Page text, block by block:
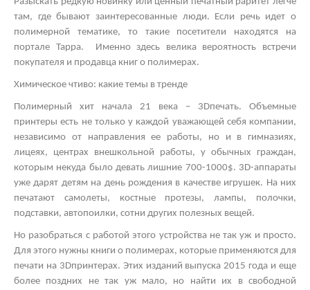
там, где бывают заинтересованные люди. Если речь идет о
полимерной тематике, то такие посетители находятся на
портале Тарра. Именно здесь велика вероятность встречи
покупателя и продавца книг о полимерах.
Химическое чтиво: какие темы в тренде
Полимерный хит начала 21 века – 3Dпечать. Объемные
принтеры есть не только у каждой уважающей себя компании,
независимо от направления ее работы, но и в гимназиях,
лицеях, центрах внешкольной работы, у обычных граждан,
которым некуда было девать лишние 700-1000$. 3D-аппараты
уже дарят детям на день рождения в качестве игрушек. На них
печатают самолеты, костные протезы, лампы, полочки,
подставки, автопоилки, сотни других полезных вещей.
Но разобраться с работой этого устройства не так уж и просто.
Для этого нужны книги о полимерах, которые применяются для
печати на 3Dпринтерах. Этих изданий выпуска 2015 года и еще
более поздних не так уж мало, но найти их в свободной